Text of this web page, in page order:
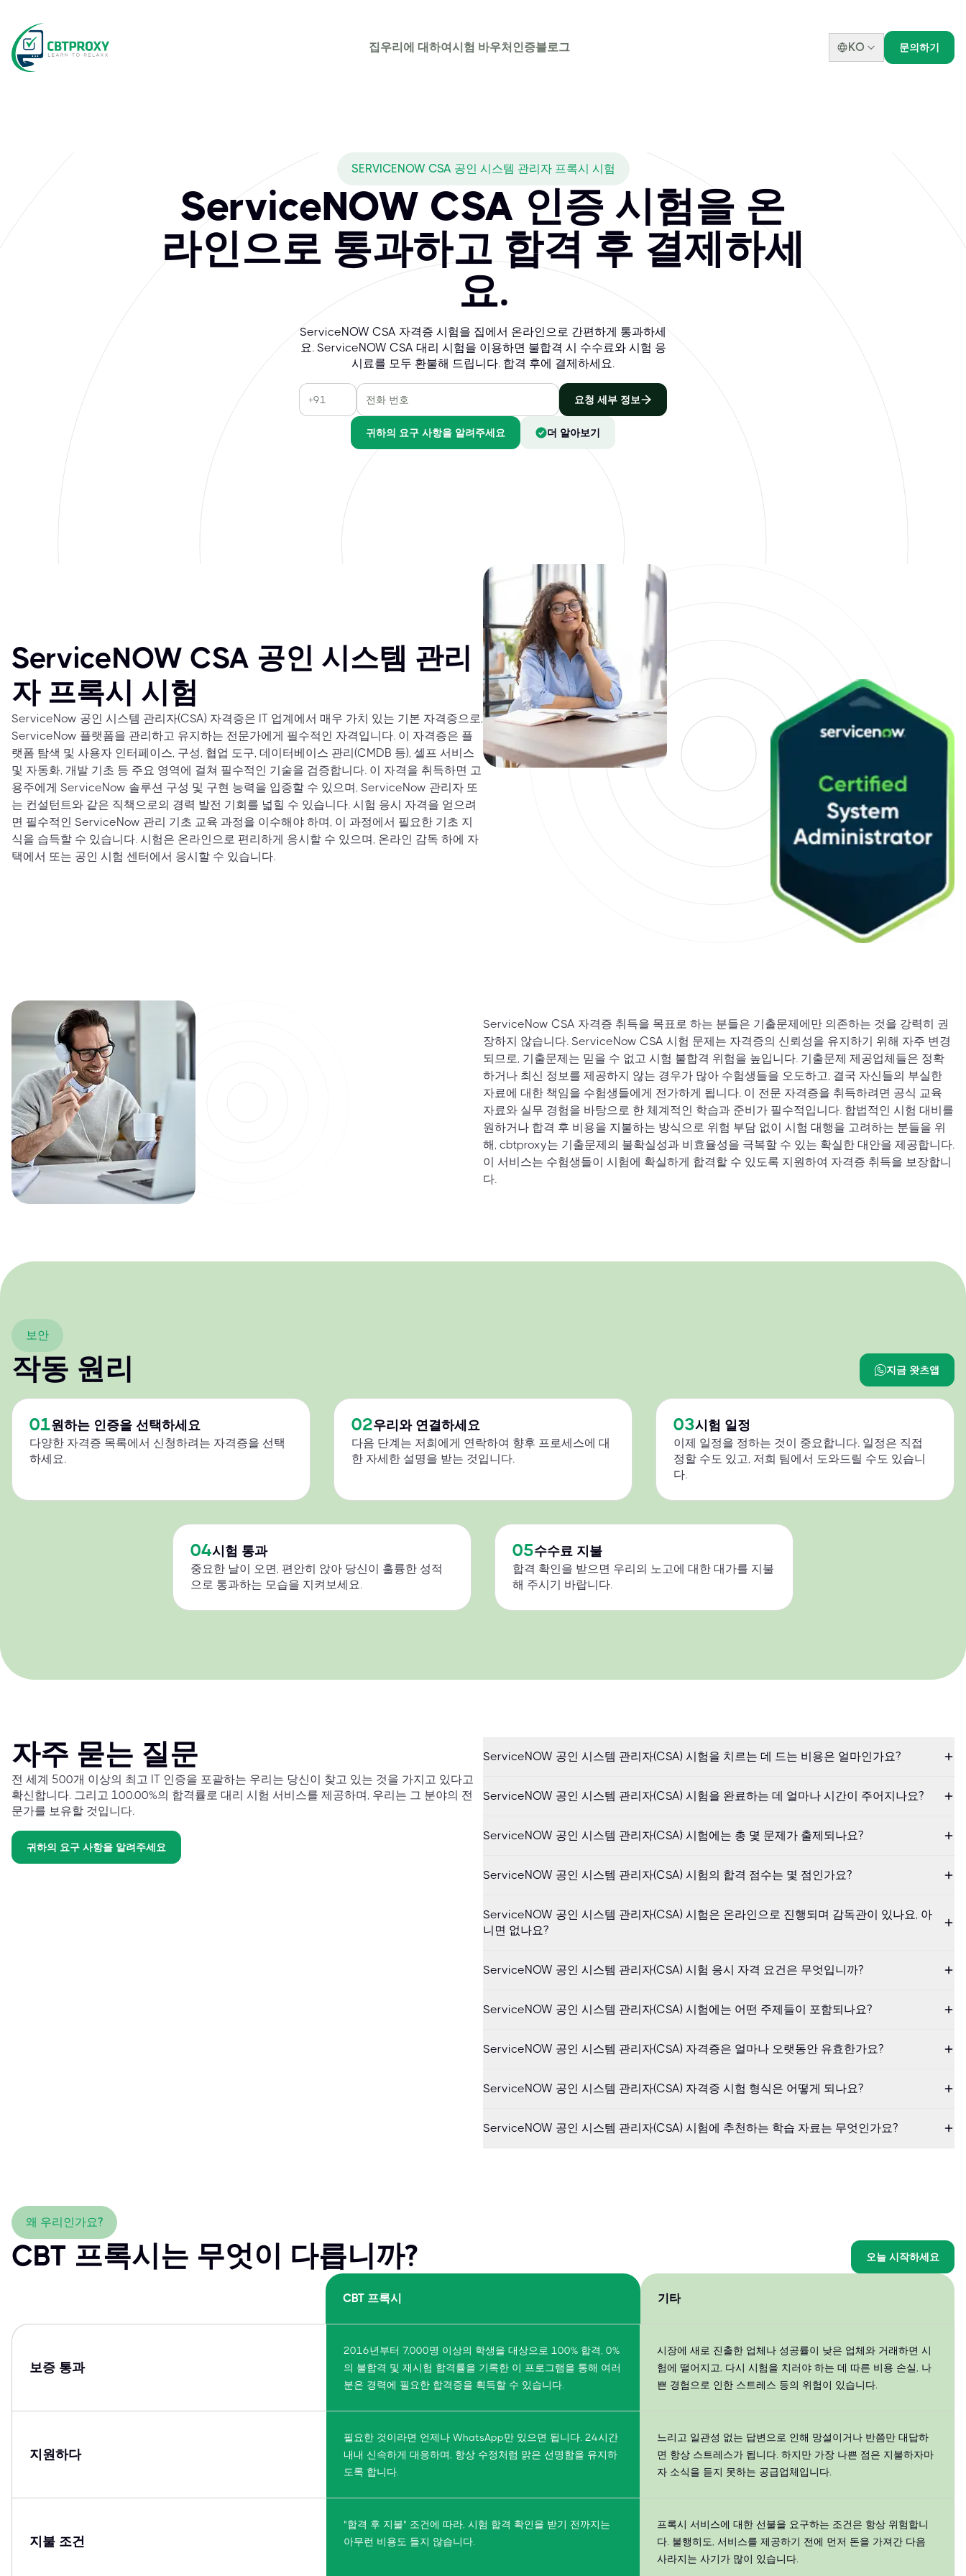
집우리에 대하여시험 바우처 인증블로그 KO 문의하기
SERVICENOW CSA 공인 시스템 관리자 프록시 시험
ServiceNOW CSA 인증 시험을 온
라인으로 통과하고 합격 후 결제하세
요.
ServiceNOW CSA 자격증 시험을 집에서 온라인으로 간편하게 통과하세
요. ServiceNOW CSA 대리 시험을 이용하면 불합격 시 수수료와 시험 응
시료를 모두 환불해 드립니다. 합격 후에 결제하세요.
요청 세부 정보
귀하의 요구 사항을 알려주세요 더 알아보기
ServiceNOW CSA 공인 시스템 관리
자 프록시 시험
ServiceNow 공인 시스템 관리자(CSA) 자격증은 IT 업계에서 매우 가치 있는 기본 자격증으로,
ServiceNow 플랫폼을 관리하고 유지하는 전문가에게 필수적인 자격입니다. 이 자격증은 플
랫폼 탐색 및 사용자 인터페이스, 구성, 협업 도구, 데이터베이스 관리(CMDB 등), 셀프 서비스
및 자동화, 개발 기초 등 주요 영역에 걸쳐 필수적인 기술을 검증합니다. 이 자격을 취득하면 고
용주에게 ServiceNow 솔루션 구성 및 구현 능력을 입증할 수 있으며, ServiceNow 관리자 또
는 컨설턴트와 같은 직책으로의 경력 발전 기회를 넓힐 수 있습니다. 시험 응시 자격을 얻으려
면 필수적인 ServiceNow 관리 기초 교육 과정을 이수해야 하며, 이 과정에서 필요한 기초 지
식을 습득할 수 있습니다. 시험은 온라인으로 편리하게 응시할 수 있으며, 온라인 감독 하에 자
택에서 또는 공인 시험 센터에서 응시할 수 있습니다.
ServiceNow CSA 자격증 취득을 목표로 하는 분들은 기출문제에만 의존하는 것을 강력히 권
장하지 않습니다. ServiceNow CSA 시험 문제는 자격증의 신뢰성을 유지하기 위해 자주 변경
되므로, 기출문제는 믿을 수 없고 시험 불합격 위험을 높입니다. 기출문제 제공업체들은 정확
하거나 최신 정보를 제공하지 않는 경우가 많아 수험생들을 오도하고, 결국 자신들의 부실한
자료에 대한 책임을 수험생들에게 전가하게 됩니다. 이 전문 자격증을 취득하려면 공식 교육
자료와 실무 경험을 바탕으로 한 체계적인 학습과 준비가 필수적입니다. 합법적인 시험 대비를
원하거나 합격 후 비용을 지불하는 방식으로 위험 부담 없이 시험 대행을 고려하는 분들을 위
해, cbtproxy는 기출문제의 불확실성과 비효율성을 극복할 수 있는 확실한 대안을 제공합니다.
이 서비스는 수험생들이 시험에 확실하게 합격할 수 있도록 지원하여 자격증 취득을 보장합니
다.
보안
작동 원리 지금 왓츠앱
01원하는 인증을 선택하세요
다양한 자격증 목록에서 신청하려는 자격증을 선택
하세요.
02우리와 연결하세요
다음 단계는 저희에게 연락하여 향후 프로세스에 대
한 자세한 설명을 받는 것입니다.
03시험 일정
이제 일정을 정하는 것이 중요합니다. 일정은 직접
정할 수도 있고, 저희 팀에서 도와드릴 수도 있습니
다.
04시험 통과
중요한 날이 오면, 편안히 앉아 당신이 훌륭한 성적
으로 통과하는 모습을 지켜보세요.
05수수료 지불
합격 확인을 받으면 우리의 노고에 대한 대가를 지불
해 주시기 바랍니다.
자주 묻는 질문
전 세계 500개 이상의 최고 IT 인증을 포괄하는 우리는 당신이 찾고 있는 것을 가지고 있다고
확신합니다. 그리고 100.00%의 합격률로 대리 시험 서비스를 제공하며, 우리는 그 분야의 전
문가를 보유할 것입니다.
귀하의 요구 사항을 알려주세요
ServiceNOW 공인 시스템 관리자(CSA) 시험을 치르는 데 드는 비용은 얼마인가요?
ServiceNOW 공인 시스템 관리자(CSA) 시험을 완료하는 데 얼마나 시간이 주어지나요?
ServiceNOW 공인 시스템 관리자(CSA) 시험에는 총 몇 문제가 출제되나요?
ServiceNOW 공인 시스템 관리자(CSA) 시험의 합격 점수는 몇 점인가요?
ServiceNOW 공인 시스템 관리자(CSA) 시험은 온라인으로 진행되며 감독관이 있나요, 아
니면 없나요?
ServiceNOW 공인 시스템 관리자(CSA) 시험 응시 자격 요건은 무엇입니까?
ServiceNOW 공인 시스템 관리자(CSA) 시험에는 어떤 주제들이 포함되나요?
ServiceNOW 공인 시스템 관리자(CSA) 자격증은 얼마나 오랫동안 유효한가요?
ServiceNOW 공인 시스템 관리자(CSA) 자격증 시험 형식은 어떻게 되나요?
ServiceNOW 공인 시스템 관리자(CSA) 시험에 추천하는 학습 자료는 무엇인가요?
왜 우리인가요?
CBT 프록시는 무엇이 다릅니까? 오늘 시작하세요
CBT 프록시 기타
보증 통과
2016년부터 7,000명 이상의 학생을 대상으로 100% 합격, 0%
의 불합격 및 재시험 합격률을 기록한 이 프로그램을 통해 여러
분은 경력에 필요한 합격증을 획득할 수 있습니다.
시장에 새로 진출한 업체나 성공률이 낮은 업체와 거래하면 시
험에 떨어지고, 다시 시험을 치러야 하는 데 따른 비용 손실, 나
쁜 경험으로 인한 스트레스 등의 위험이 있습니다.
지원하다
필요한 것이라면 언제나 WhatsApp만 있으면 됩니다. 24시간
내내 신속하게 대응하며, 항상 수정처럼 맑은 선명함을 유지하
도록 합니다.
느리고 일관성 없는 답변으로 인해 망설이거나 반쯤만 대답하
면 항상 스트레스가 됩니다. 하지만 가장 나쁜 점은 지불하자마
자 소식을 듣지 못하는 공급업체입니다.
지불 조건
"합격 후 지불" 조건에 따라, 시험 합격 확인을 받기 전까지는
아무런 비용도 들지 않습니다.
프록시 서비스에 대한 선불을 요구하는 조건은 항상 위험합니
다. 불행히도, 서비스를 제공하기 전에 먼저 돈을 가져간 다음
사라지는 사기가 많이 있습니다.